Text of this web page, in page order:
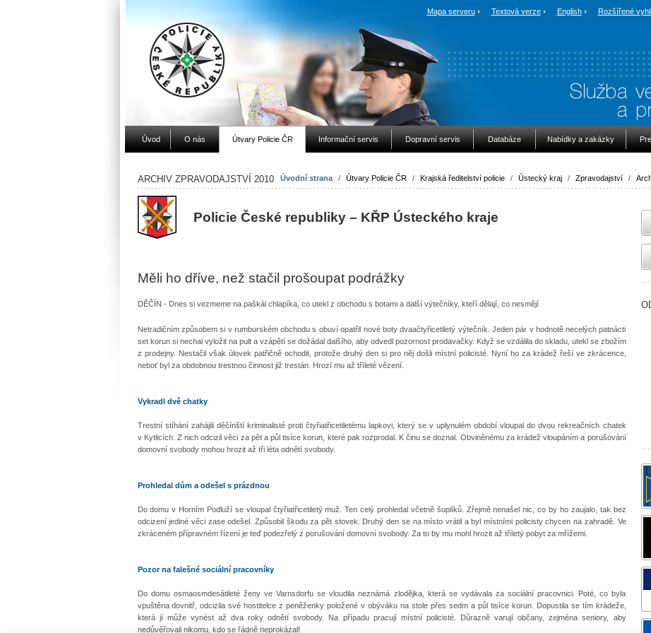
Mapa serveru Textová verze English Rozšířené
Úvod O nás Útvary Policie ČR Informační servis Dopravní servis Databáze Nabídky a zakázky
Úvodní strana / Útvary Policie ČR / Krajská ředitelství policie / Ústecký kraj / Zpravodajství /
ARCHIV ZPRAVODAJSTVÍ 2010
Policie České republiky – KŘP Ústeckého kraje
Měli ho dříve, než stačil prošoupat podrážky
DĚČÍN - Dnes si vezmeme na paškál chlapíka, co utekl z obchodu s botami a další výtečníky, kteří dělají, co nesmějí
Netradičním způsobem si v rumburském obchodu s obuví opatřil nové boty dvaačtyřicetiletý výtečník. Jeden pár v hodnotě necelých patnácti
set korun si nechal vyložit na pult a vzápětí se dožádal dalšího, aby odvedl pozornost prodavačky. Když se vzdálila do skladu, utekl se zbožím
z prodejny. Nestačil však úlovek patřičně ochodit, protože druhý den si pro něj došli místní policisté. Nyní ho za krádež řeší ve zkrácence,
neboť byl za obdobnou trestnou činnost již trestán. Hrozí mu až tříleté vězení.
Vykradl dvě chatky
Trestní stíhání zahájili děčínští kriminalisté proti čtyřiatřicetiletému lapkovi, který se v uplynulém období vloupal do dvou rekreačních chatek
v Kytlicích. Z nich odcizil věci za pět a půl tisíce korun, které pak rozprodal. K činu se doznal. Obviněnému za krádež vloupáním a porušování
domovní svobody mohou hrozit až tři léta odnětí svobody.
Prohledal dům a odešel s prázdnou
Do domu v Horním Podluží se vloupal čtyřiatřicetiletý muž. Ten celý prohledal včetně šuplíků. Zřejmě nenašel nic, co by ho zaujalo, tak bez
odcizení jediné věci zase odešel. Způsobil škodu za pět stovek. Druhý den se na místo vrátil a byl místními policisty chycen na zahradě. Ve
zkráceném přípravném řízení je teď podezřelý z porušování domovní svobody. Za to by mu mohl hrozit až tříletý pobyt za mřížemi.
Pozor na falešné sociální pracovníky
Do domu osmaosmdesátileté ženy ve Varnsdorfu se vloudila neznámá zlodějka, která se vydávala za sociální pracovnici. Poté, co byla
vpuštěna dovnitř, odcizila své hostitelce z peněženky položené v obýváku na stole přes sedm a půl tisíce korun. Dopustila se tím krádeže,
která jí může vynést až dva roky odnětí svobody. Na případu pracují místní policisté. Důrazně varují občany, zejména seniory, aby
nedůvěřovali nikomu, kdo se řádně neprokázal!